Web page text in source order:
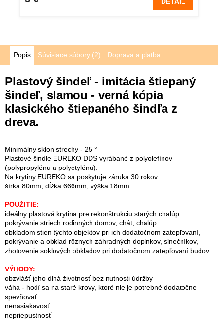
Popis Súvisiace súbory (2) Doprava a platba
Plastový šindeľ - imitácia štiepaný
šindeľ, slamou - verná kópia
klasického štiepaného šindľa z
dreva.
Minimálny sklon strechy - 25 °
Plastové šindle EUREKO DDS vyrábané z polyolefínov
(polypropylénu a polyetylénu).
Na krytiny EUREKO sa poskytuje záruka 30 rokov
šírka 80mm, dĺžka 666mm, výška 18mm
POUŽITIE:
ideálny plastová krytina pre rekonštrukciu starých chalúp
pokrývanie striech rodinných domov, chát, chalúp
obkladom stien týchto objektov pri ich dodatočnom zatepľovaní,
pokrývanie a obklad rôznych záhradných doplnkov, slnečníkov,
zhotovenie soklových obkladov pri dodatočnom zatepľovaní budov
VÝHODY:
obzvlášť jeho dlhá životnosť bez nutnosti údržby
váha - hodí sa na staré krovy, ktoré nie je potrebné dodatočne
spevňovať
nenasiakavosť
nepriepustnosť